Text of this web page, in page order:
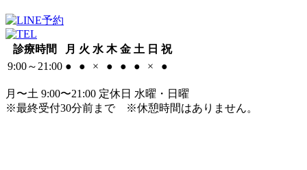
診療時間 月 火 水 木 金 土 日 祝
9:00～21:00 ● ● × ● ● ● × ●
月〜土 9:00〜21:00 定休日 水曜・日曜
※最終受付30分前まで
※休憩時間はありません。